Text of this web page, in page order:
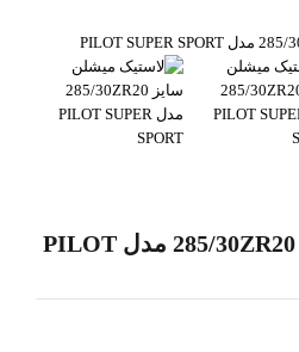
لاستیک میشلن سایز 285/30ZR20 مدل PILOT